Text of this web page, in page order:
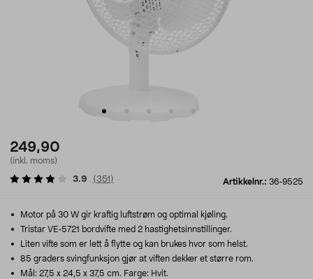
249,90
(inkl. moms)
Artikkelnr.: 36-9525
3.9 (351 )
Motor på 30 W gir kraftig luftstrøm og optimal kjøling.
Tristar VE-5721 bordvifte med 2 hastighetsinnstillinger.
Liten vifte som er lett å flytte og kan brukes hvor som helst.
85 graders svingfunksjon gjør at viften dekker et større rom.
Mål: 27,5 x 24,5 x 37,5 cm. Farge: Hvit.